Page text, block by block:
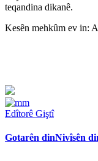
teqandina dikanê.
Kesên mehkûm ev in:
Edîtorê Giştî
Gotarên dinNivîsên